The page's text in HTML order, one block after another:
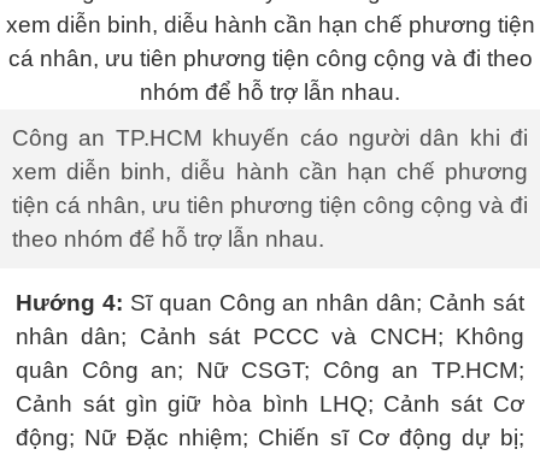
Công an TP.HCM khuyến cáo người dân khi đi
xem diễn binh, diễu hành cần hạn chế phương
tiện cá nhân, ưu tiên phương tiện công cộng và đi
theo nhóm để hỗ trợ lẫn nhau.
Hướng 4: Sĩ quan Công an nhân dân; Cảnh sát
nhân dân; Cảnh sát PCCC và CNCH; Không
quân Công an; Nữ CSGT; Công an TP.HCM;
Cảnh sát gìn giữ hòa bình LHQ; Cảnh sát Cơ
động; Nữ Đặc nhiệm; Chiến sĩ Cơ động dự bị;